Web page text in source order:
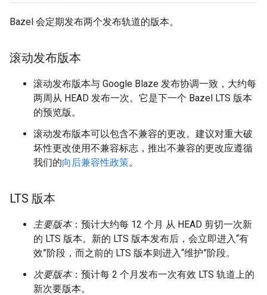
Bazel 会定期发布两个发布轨道的版本。
滚动发布版本
滚动发布版本与 Google Blaze 发布协调一致，大约每
两周从 HEAD 发布一次。它是下一个 Bazel LTS 版本
的预览版。
滚动发布版本可以包含不兼容的更改。建议对重大破
坏性更改使用不兼容标志，推出不兼容的更改应遵循
我们的向后兼容性政策。
LTS 版本
主要版本：预计大约每 12 个月 从 HEAD 剪切一次新
的 LTS 版本。新的 LTS 版本发布后，会立即进入“有
效”阶段，而之前的 LTS 版本则进入“维护”阶段。
次要版本：预计每 2 个月发布一次有效 LTS 轨道上的
新次要版本。